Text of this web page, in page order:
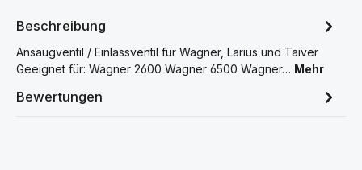
Beschreibung
Ansaugventil / Einlassventil für Wagner, Larius und Taiver
Geeignet für: Wagner 2600 Wagner 6500 Wagner… Mehr
Bewertungen